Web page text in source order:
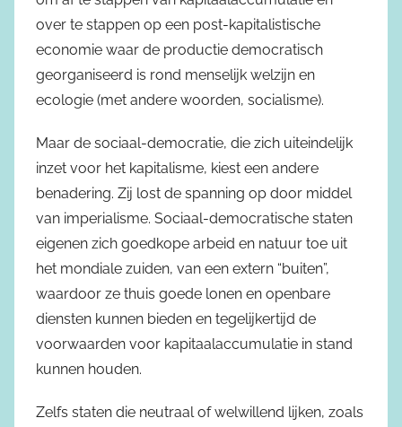
over te stappen op een post-kapitalistische
economie waar de productie democratisch
georganiseerd is rond menselijk welzijn en
ecologie (met andere woorden, socialisme).
Maar de sociaal-democratie, die zich uiteindelijk
inzet voor het kapitalisme, kiest een andere
benadering. Zij lost de spanning op door middel
van imperialisme. Sociaal-democratische staten
eigenen zich goedkope arbeid en natuur toe uit
het mondiale zuiden, van een extern “buiten”,
waardoor ze thuis goede lonen en openbare
diensten kunnen bieden en tegelijkertijd de
voorwaarden voor kapitaalaccumulatie in stand
kunnen houden.
Zelfs staten die neutraal of welwillend lijken, zoals